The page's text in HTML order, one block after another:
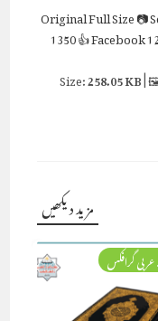
Full Size📷
1350👍 Facebook
258.05 KB|
مزید دیکھیں